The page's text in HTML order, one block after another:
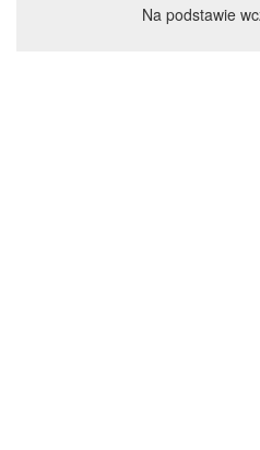
Na podstawie